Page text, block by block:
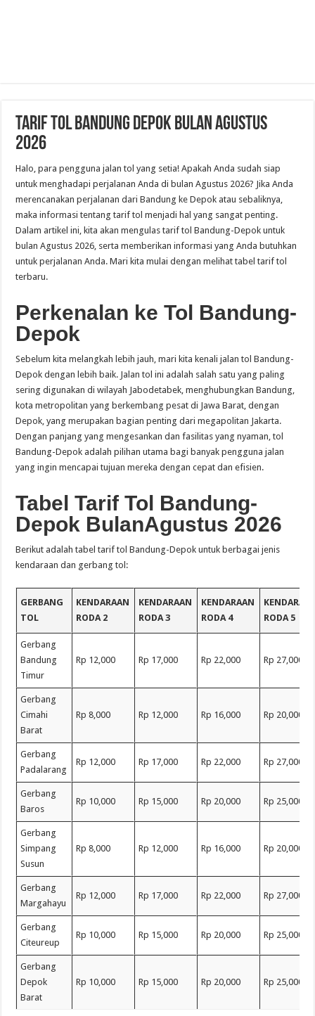
Tarif Tol Bandung Depok Bulan Agustus
2026
Halo, para pengguna jalan tol yang setia! Apakah Anda sudah siap
untuk menghadapi perjalanan Anda di bulan Agustus 2026? Jika Anda
merencanakan perjalanan dari Bandung ke Depok atau sebaliknya,
maka informasi tentang tarif tol menjadi hal yang sangat penting.
Dalam artikel ini, kita akan mengulas tarif tol Bandung-Depok untuk
bulan Agustus 2026, serta memberikan informasi yang Anda butuhkan
untuk perjalanan Anda. Mari kita mulai dengan melihat tabel tarif tol
terbaru.
Perkenalan ke Tol Bandung-
Depok
Sebelum kita melangkah lebih jauh, mari kita kenali jalan tol Bandung-
Depok dengan lebih baik. Jalan tol ini adalah salah satu yang paling
sering digunakan di wilayah Jabodetabek, menghubungkan Bandung,
kota metropolitan yang berkembang pesat di Jawa Barat, dengan
Depok, yang merupakan bagian penting dari megapolitan Jakarta.
Dengan panjang yang mengesankan dan fasilitas yang nyaman, tol
Bandung-Depok adalah pilihan utama bagi banyak pengguna jalan
yang ingin mencapai tujuan mereka dengan cepat dan efisien.
Tabel Tarif Tol Bandung-
Depok BulanAgustus 2026
Berikut adalah tabel tarif tol Bandung-Depok untuk berbagai jenis
kendaraan dan gerbang tol:
GERBANG
TOL
KENDARAAN
RODA 2
KENDARAAN
RODA 3
KENDARAAN
RODA 4
RODA 5
Gerbang
Bandung
Timur
Rp 12,000 Rp 17,000 Rp 22,000 Rp 27,000
Gerbang
Cimahi
Barat
Rp 8,000 Rp 12,000 Rp 16,000 Rp 20,000
Gerbang
Padalarang
Rp 12,000 Rp 17,000 Rp 22,000 Rp 27,000
Gerbang
Baros
Rp 10,000 Rp 15,000 Rp 20,000 Rp 25,000
Gerbang
Simpang
Susun
Rp 8,000 Rp 12,000 Rp 16,000 Rp 20,000
Gerbang
Margahayu
Rp 12,000 Rp 17,000 Rp 22,000 Rp 27,000
Gerbang
Citeureup
Rp 10,000 Rp 15,000 Rp 20,000 Rp 25,000
Gerbang
Depok
Barat
Rp 10,000 Rp 15,000 Rp 20,000 Rp 25,000